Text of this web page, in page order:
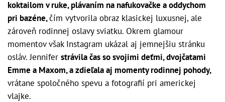
koktailom v ruke, plávaním na nafukovačke a oddychom
pri bazéne,čím vytvorila obraz klasickej luxusnej, ale
zároveň rodinnej oslavy sviatku. Okrem glamour
momentov však Instagram ukázal aj jemnejšiu stránku
osláv. Jennifer strávila čas so svojimi deťmi, dvojčatami
Emme a Maxom, a zdieľala aj momenty rodinnej pohody,
vrátane spoločného spevu a fotografií pri americkej
vlajke.